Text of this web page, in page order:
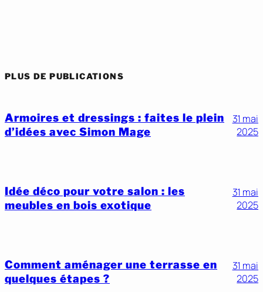
PLUS DE PUBLICATIONS
Armoires et dressings : faites le plein
d’idées avec Simon Mage
31 mai
2025
Idée déco pour votre salon : les
meubles en bois exotique
31 mai
2025
Comment aménager une terrasse en
quelques étapes ?
31 mai
2025